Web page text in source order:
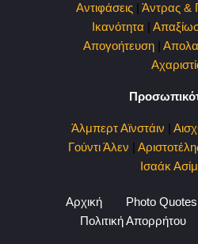
Αντιφάσεις| Άντρας &
Ικανότητα |
Απογοήτευση|
Άλμπερτ Αϊνστάιν |
Γούντι Άλεν |
Ισαάκ
Αρχική Photo Quotes
Πολιτική Απορρήτου